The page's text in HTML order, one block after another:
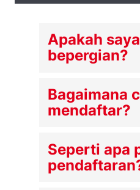
Apakah
bepergian?
Bagaimana
mendaftar?
Seperti apa